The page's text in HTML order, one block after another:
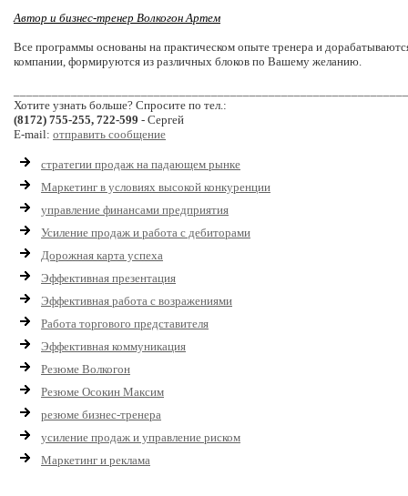
Автор и бизнес-тренер Волкогон Артем
Все программы основаны на практическом опыте тренера и
компании, формируются из различных блоков по Вашему желанию.
Хотите узнать больше? Спросите по тел.:
(8172) 755-255, 722-599 - Сергей
E-mail: отправить сообщение
стратегии продаж на падающем рынке
Маркетинг в условиях высокой конкуренции
управление финансами предприятия
Усиление продаж и работа с дебиторами
Дорожная карта успеха
Эффективная презентация
Эффективная работа с возражениями
Работа торгового представителя
Эффективная коммуникация
Резюме Волкогон
Резюме Осокин Максим
резюме бизнес-тренера
усиление продаж и управление риском
Маркетинг и реклама